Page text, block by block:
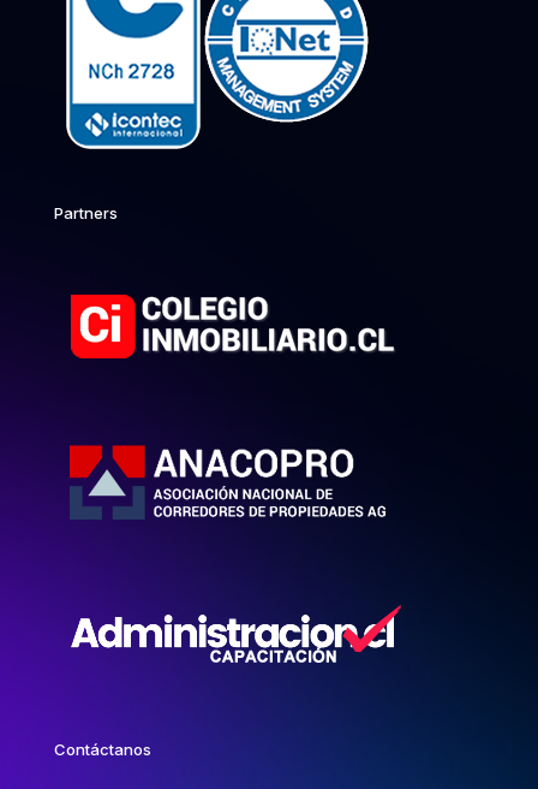
Partners
Contáctanos